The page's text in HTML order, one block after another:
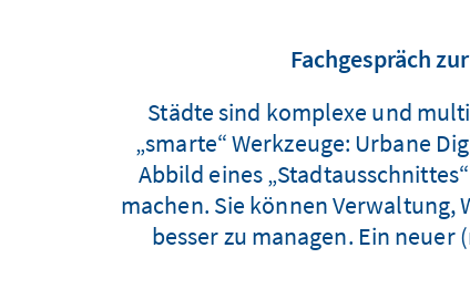
Fachgespräch
Städte sind komplexe und
„smarte“ Werkzeuge: Urbane
Abbild eines
machen. Sie können
besser zu managen. Ein